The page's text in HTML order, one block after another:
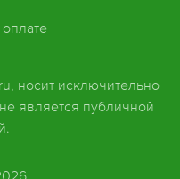
носит исключительно
является публичной